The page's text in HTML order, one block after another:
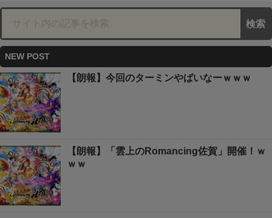
NEW POST
【朗報】今回のターミンやばいなーｗｗｗ
【朗報】「雲上のRomancing佐賀」開催！ｗ
ｗｗ